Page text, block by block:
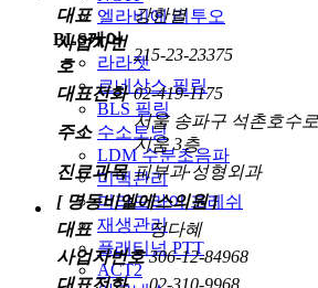
엘라비에 리투오
BLS케어
라라젯
르네상스 필링
BLS 필링
수소토닝
LDM 수분초음파
미백관리
미라드라이 프레쉬
재생관리
플래티넘 PTT
ACT2
대표
강한별
사업자번
호
215-23-23375
대표전화 02-419-1175
주소
서울 송파구 석촌호수
지움 3층
진료과목 피부과·성형외과
[ 명동비엘에스의원 ]
대표
정다혜
사업자번호 306-12-84968
대표전화
02-310-9968